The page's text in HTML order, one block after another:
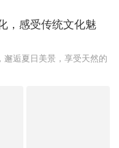
，感受传统文化魅
逅夏日美景，享受天然的